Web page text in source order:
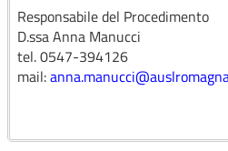
Responsabile del Procedimento
D.ssa Anna Manucci
tel. 0547-394126
mail: